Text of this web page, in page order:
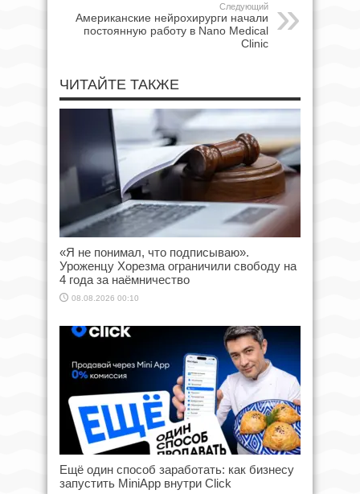
Следующий
Американские нейрохирурги начали
постоянную работу в Nano Medical
Clinic
ЧИТАЙТЕ ТАКЖЕ
«Я не понимал, что подписываю».
Уроженцу Хорезма ограничили свободу на
4 года за наёмничество
08.08.2026 00:10
Ещё один способ заработать: как бизнесу
запустить MiniApp внутри Click